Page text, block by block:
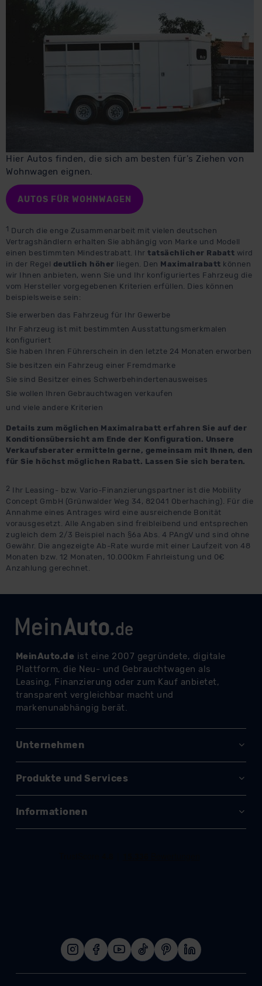
Hier Autos finden, die sich am besten für's Ziehen von
Wohnwagen eignen.
AUTOS FÜR WOHNWAGEN
1 Durch die enge Zusammenarbeit mit vielen deutschen
Vertragshändlern erhalten Sie abhängig von Marke und Modell
einen bestimmten Mindestrabatt. Ihr tatsächlicher Rabatt wird
in der Regel deutlich höher liegen. Den Maximalrabatt können
wir Ihnen anbieten, wenn Sie und Ihr konfiguriertes Fahrzeug die
vom Hersteller vorgegebenen Kriterien erfüllen. Dies können
beispielsweise sein:
Sie erwerben das Fahrzeug für Ihr Gewerbe
Ihr Fahrzeug ist mit bestimmten Ausstattungsmerkmalen
konfiguriert
Sie haben Ihren Führerschein in den letzte 24 Monaten erworben
Sie besitzen ein Fahrzeug einer Fremdmarke
Sie sind Besitzer eines Schwerbehindertenausweises
Sie wollen Ihren Gebrauchtwagen verkaufen
und viele andere Kriterien
Details zum möglichen Maximalrabatt erfahren Sie auf der
Konditionsübersicht am Ende der Konfiguration. Unsere
Verkaufsberater ermitteln gerne, gemeinsam mit Ihnen, den
für Sie höchst möglichen Rabatt. Lassen Sie sich beraten.
2 Ihr Leasing- bzw. Vario-Finanzierungspartner ist die Mobility
Concept GmbH (Grünwalder Weg 34, 82041 Oberhaching). Für die
Annahme eines Antrages wird eine ausreichende Bonität
vorausgesetzt. Alle Angaben sind freibleibend und entsprechen
zugleich dem 2/3 Beispiel nach §6a Abs. 4 PAngV und sind ohne
Gewähr. Die angezeigte Ab-Rate wurde mit einer Laufzeit von 48
Monaten bzw. 12 Monaten, 10.000km Fahrleistung und 0€
Anzahlung gerechnet.